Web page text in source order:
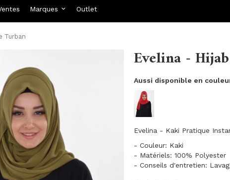
Marques Outlet
Turban
Evelina -
Aussi disponible en
Evelina - Kaki Pratique
- Couleur: Kaki
- Matériels: 100% Polyester
- Conseils d'entretien: